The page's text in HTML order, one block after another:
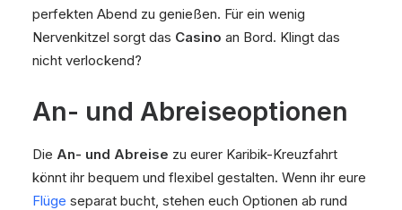
perfekten Abend zu genießen. Für ein wenig
Nervenkitzel sorgt das Casino an Bord. Klingt das
nicht verlockend?
An- und Abreiseoptionen
Die An- und Abreise zu eurer Karibik-Kreuzfahrt
könnt ihr bequem und flexibel gestalten. Wenn ihr eure
Flüge separat bucht, stehen euch Optionen ab rund